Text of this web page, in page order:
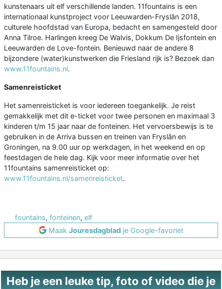
kunstenaars uit elf verschillende landen. 11fountains is een
internationaal kunstproject voor Leeuwarden-Fryslân 2018,
culturele hoofdstad van Europa, bedacht en samengesteld door
Anna Tilroe. Harlingen kreeg De Walvis, Dokkum De Ijsfontein en
Leeuwarden de Love-fontein. Benieuwd naar de andere 8
bijzondere (water)kunstwerken die Friesland rijk is? Bezoek dan
www.11fountains.nl.
Samenreisticket
Het samenreisticket is voor iedereen toegankelijk. Je reist
gemakkelijk met dit e-ticket voor twee personen en maximaal 3
kinderen t/m 15 jaar naar de fonteinen. Het vervoersbewijs is te
gebruiken in de Arriva bussen en treinen van Fryslân en
Groningen, na 9.00 uur op werkdagen, in het weekend en op
feestdagen de hele dag. Kijk voor meer informatie over het
11fountains samenreisticket op:
www.11fountains.nl/samenreisticket.
fountains, fonteinen, elf
Maak Jouresdagblad je Google-favoriet
Heb je een leuke tip, foto of video die je